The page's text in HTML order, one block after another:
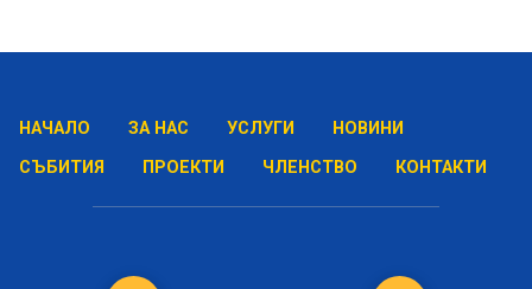
НАЧАЛО ЗА НАС УСЛУГИ
НОВИНИ
СЪБИТИЯ
ПРОЕКТИ ЧЛЕНСТВО КОНТАКТИ